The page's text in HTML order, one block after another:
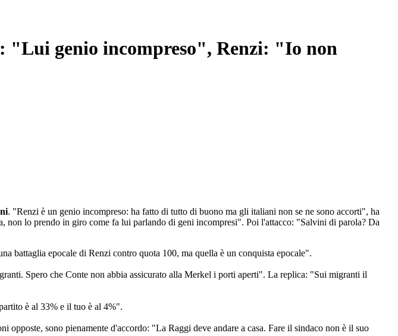
"Lui genio incompreso", Renzi: "Io non
. "Renzi è un genio incompreso: ha fatto di tutto di buono ma gli italiani non se ne sono accorti", ha
non lo prendo in giro come fa lui parlando di geni incompresi". Poi l'attacco: "Salvini di parola? Da
battaglia epocale di Renzi contro quota 100, ma quella è un conquista epocale".
Spero che Conte non abbia assicurato alla Merkel i porti aperti". La replica: "Sui migranti il
è al 33% e il tuo è al 4%".
sono pienamente d'accordo: "La Raggi deve andare a casa. Fare il sindaco non è il suo